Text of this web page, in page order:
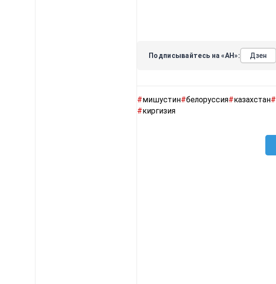
Подписывайтесь на «АН»: Дзен
#мишустин#белоруссия#казахстан#
#киргизия